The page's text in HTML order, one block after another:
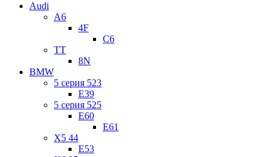
Audi
A6
4F
C6
TT
8N
BMW
5 серия 523
E39
5 серия 525
E60
E61
X5 44
E53